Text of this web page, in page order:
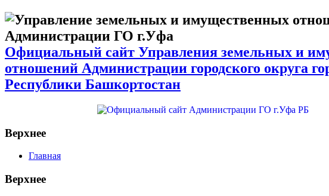
Официальный сайт Управления земельных и
отношений Администрации городского округа
Республики Башкортостан
Верхнее
Главная
Верхнее